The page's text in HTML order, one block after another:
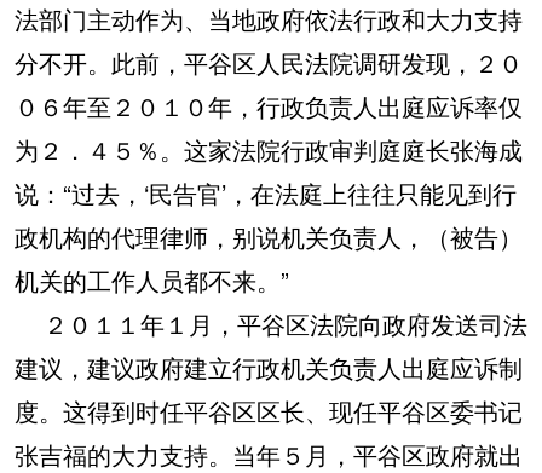
法部门主动作为、当地政府依法行政和大力支持
分不开。此前，平谷区人民法院调研发现，２０
０６年至２０１０年，行政负责人出庭应诉率仅
为２．４５％。这家法院行政审判庭庭长张海成
说：“过去，‘民告官’，在法庭上往往只能见到行
政机构的代理律师，别说机关负责人，（被告）
机关的工作人员都不来。”
２０１１年１月，平谷区法院向政府发送司法
建议，建议政府建立行政机关负责人出庭应诉制
度。这得到时任平谷区区长、现任平谷区委书记
张吉福的大力支持。当年５月，平谷区政府就出